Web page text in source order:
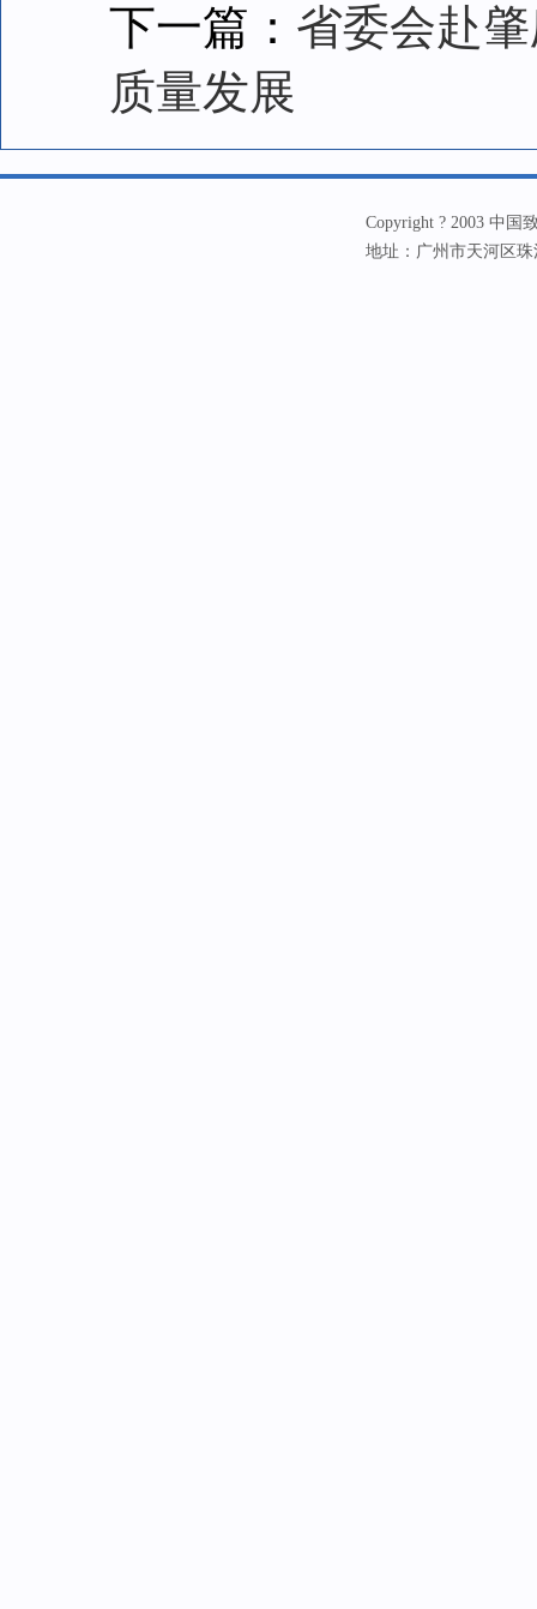
下一篇： 省委会赴
质量发展
Copyright ? 2003 中国
地址：广州市天河区